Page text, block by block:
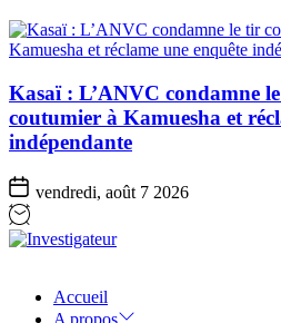
Kasaï : L’ANVC condamne
coutumier à Kamuesha et
indépendante
vendredi, août 7 2026
Accueil
A propos